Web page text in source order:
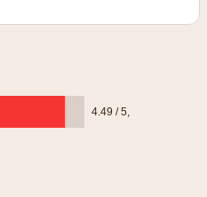
4.49 / 5